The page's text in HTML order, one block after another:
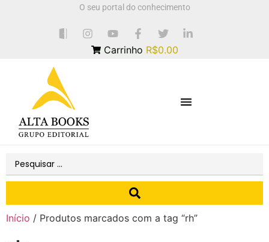
O seu portal do conhecimento
Carrinho R$0.00
Início / Produtos marcados com a tag “rh”